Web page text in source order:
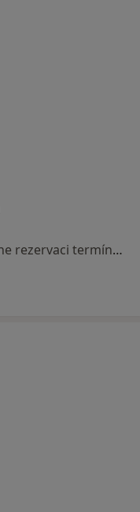
Tento specialista nenabízí online rezervaci termínu na této adrese.